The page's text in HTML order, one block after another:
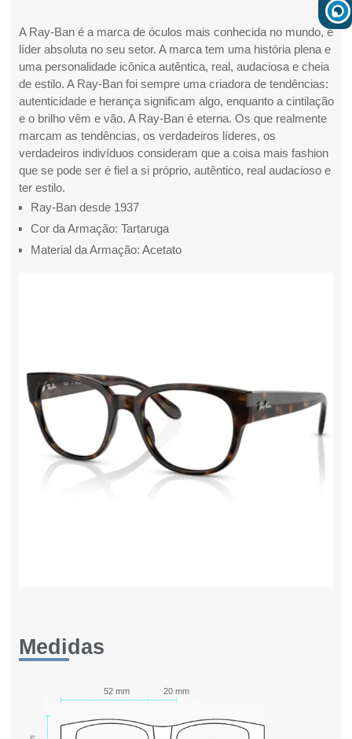
A Ray-Ban é a marca de óculos mais conhecida no mundo, e
líder absoluta no seu setor. A marca tem uma história plena e
uma personalidade icônica autêntica, real, audaciosa e cheia
de estilo. A Ray-Ban foi sempre uma criadora de tendências:
autenticidade e herança significam algo, enquanto a cintilação
e o brilho vêm e vão. A Ray-Ban é eterna. Os que realmente
marcam as tendências, os verdadeiros líderes, os
verdadeiros indivíduos consideram que a coisa mais fashion
que se pode ser é fiel a si próprio, autêntico, real audacioso e
ter estilo.
Ray-Ban desde 1937
Cor da Armação: Tartaruga
Material da Armação: Acetato
Medidas
52 mm 20 mm